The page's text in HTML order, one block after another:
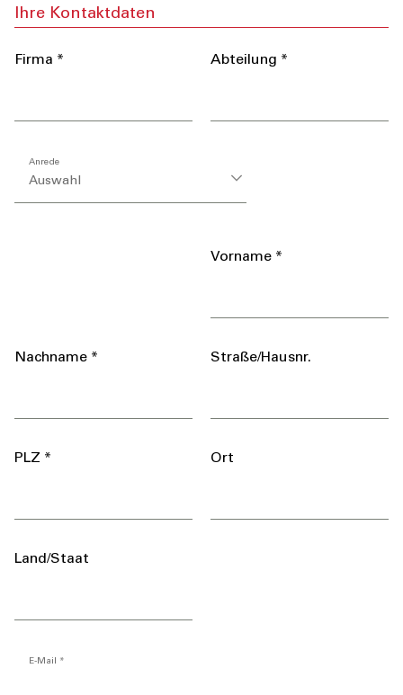
Ihre Kontaktdaten
Firma * Abteilung *
Anrede
Anrede
Auswahl
Vorname *
Nachname * Straße/Hausnr.
PLZ * Ort
Land/Staat
E-Mail *